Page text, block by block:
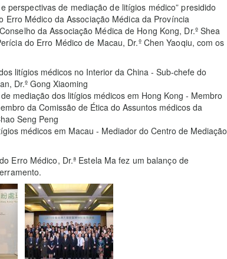
perspectivas de mediação de litígios médico” presidido
Médico da Associação Médica da Província
da Associação Médica de Hong Kong, Dr.º Shea
do Erro Médico de Macau, Dr.º Chen Yaoqiu, com os
litígios médicos no Interior da China - Sub-chefe do
Dr.º Gong Xiaoming
mediação dos litígios médicos em Hong Kong - Membro
da Comissão de Ética do Assuntos médicos da
Seng Peng
médicos em Macau - Mediador do Centro de Mediação
Erro Médico, Dr.ª Estela Ma fez um balanço de